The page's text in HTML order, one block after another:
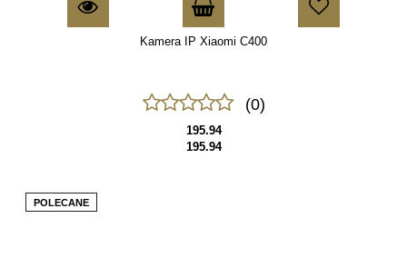
Kamera IP Xiaomi C400
(0)
195.94
195.94
POLECANE